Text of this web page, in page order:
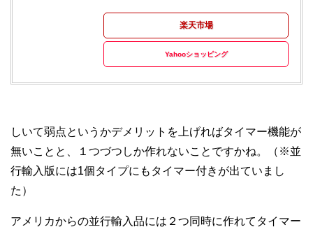
楽天市場
Yahooショッピング
しいて弱点というかデメリットを上げればタイマー機能が
無いことと、１つづつしか作れないことですかね。（※並
行輸入版には1個タイプにもタイマー付きが出ていまし
た）
アメリカからの並行輸入品には２つ同時に作れてタイマー